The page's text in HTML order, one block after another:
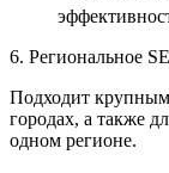
6. Региональное
Подходит
городах, а также
одном регионе.